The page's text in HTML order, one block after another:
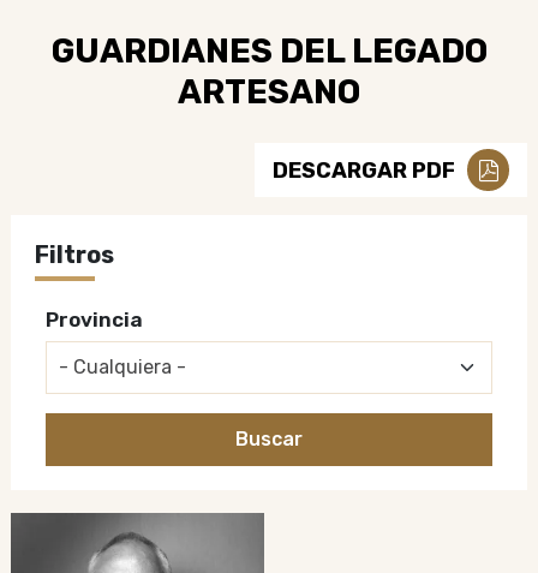
GUARDIANES DEL LEGADO
ARTESANO
DESCARGAR PDF
Filtros
Provincia